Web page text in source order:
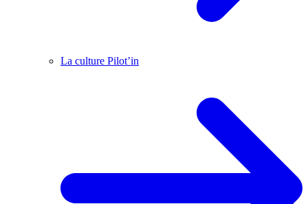
La culture Pilot’in